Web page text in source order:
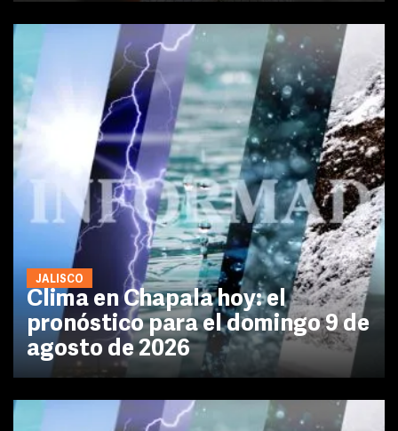
JALISCO
Clima en Chapala hoy: el
pronóstico para el domingo 9 de
agosto de 2026